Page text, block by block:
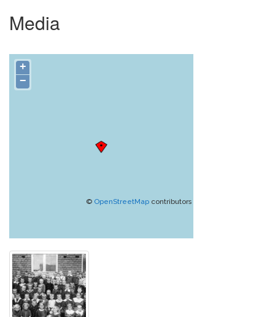
Media
+
−
© OpenStreetMap contributors